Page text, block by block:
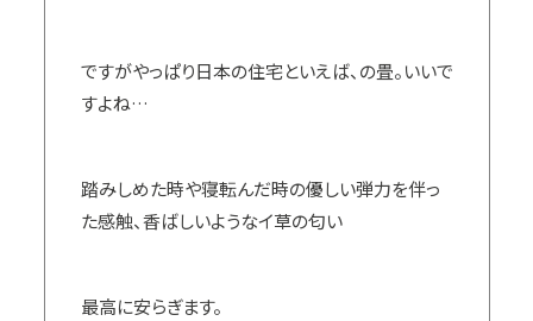
ですがやっぱり日本の住宅といえば、の畳。いいで
すよね…
踏みしめた時や寝転んだ時の優しい弾力を伴っ
た感触、香ばしいようなイ草の匂い
最高に安らぎます。